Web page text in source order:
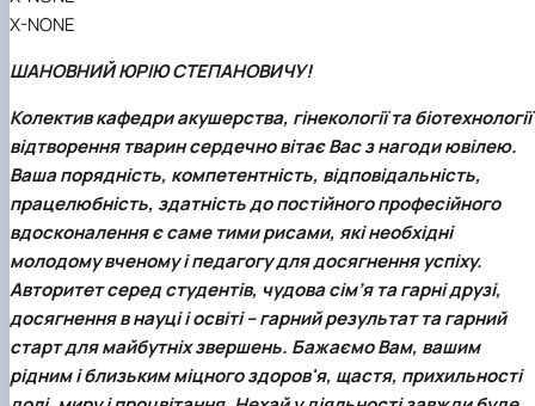
X-NONE
ШАНОВНИЙ ЮРІЮ СТЕПАНОВИЧУ!
Колектив кафедри акушерства, гінекології та біотехнології
відтворення тварин сердечно вітає Вас з нагоди ювілею.
Ваша порядність, компетентність, відповідальність,
працелюбність, здатність до постійного професійного
вдосконалення є саме тими рисами, які необхідні
молодому вченому і педагогу для досягнення успіху.
Авторитет серед студентів, чудова сім’я та гарні друзі,
досягнення в науці і освіті – гарний результат та гарний
старт для майбутніх звершень. Бажаємо Вам, вашим
рідним і близьким міцного здоров'я, щастя, прихильності